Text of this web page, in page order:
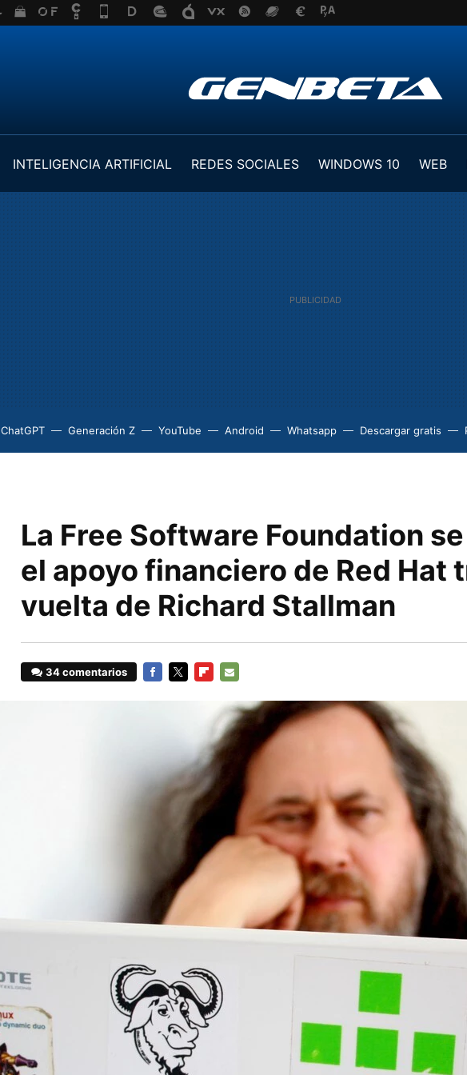
INTELIGENCIA ARTIFICIAL REDES SOCIALES WINDOWS 10 WEB
ChatGPT Generación Z YouTube Android Whatsapp Descargar gratis
La Free Software Foundation
el apoyo financiero de Red Hat
vuelta de Richard Stallman
34 comentarios
MAIL